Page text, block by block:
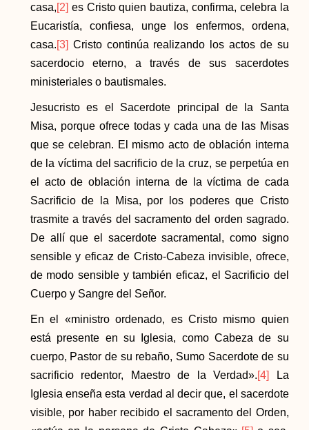
casa,[2] es Cristo quien bautiza, confirma, celebra la
Eucaristía, confiesa, unge los enfermos, ordena,
casa.[3] Cristo continúa realizando los actos de su
sacerdocio eterno, a través de sus sacerdotes
ministeriales o bautismales.
Jesucristo es el Sacerdote principal de la Santa
Misa, porque ofrece todas y cada una de las Misas
que se celebran. El mismo acto de oblación interna
de la víctima del sacrificio de la cruz, se perpetúa en
el acto de oblación interna de la víctima de cada
Sacrificio de la Misa, por los poderes que Cristo
trasmite a través del sacramento del orden sagrado.
De allí que el sacerdote sacramental, como signo
sensible y eficaz de Cristo-Cabeza invisible, ofrece,
de modo sensible y también eficaz, el Sacrificio del
Cuerpo y Sangre del Señor.
En el «ministro ordenado, es Cristo mismo quien
está presente en su Iglesia, como Cabeza de su
cuerpo, Pastor de su rebaño, Sumo Sacerdote de su
sacrificio redentor, Maestro de la Verdad».[4]
La
Iglesia enseña esta verdad al decir que, el sacerdote
visible, por haber recibido el sacramento del Orden,